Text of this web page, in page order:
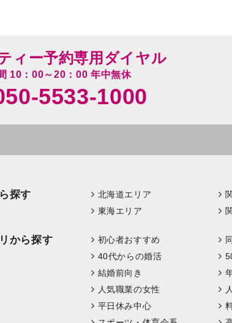
ィー予約専用ダイヤル
10：00～20：00 年中無休
5533-1000
探す 北海道エリア
東海エリア
から探す 初心者おすすめ
40代からの婚活
結婚前向き
人気職業の女性
平日休み中心